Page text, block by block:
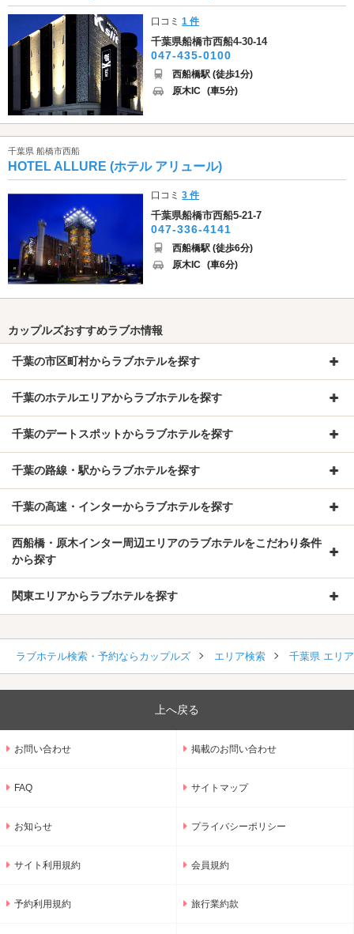
口コミ1 件
千葉県船橋市西船4-30-14
047-435-0100
西船橋駅 (徒歩1分)
原木IC (車5分)
千葉県 船橋市西船
HOTEL ALLURE (ホテル アリュール)
口コミ3 件
千葉県船橋市西船5-21-7
047-336-4141
西船橋駅 (徒歩6分)
原木IC (車6分)
カップルズおすすめラブホ情報
千葉の市区町村からラブホテルを探す
千葉のホテルエリアからラブホテルを探す
千葉のデートスポットからラブホテルを探す
千葉の路線・駅からラブホテルを探す
千葉の高速・インターからラブホテルを探す
西船橋・原木インター周辺エリアのラブホテルをこだわり条件
から探す
関東エリアからラブホテルを探す
ラブホテル検索・予約ならカップルズ エリア検索 千葉県 エリ
上へ戻る
お問い合わせ 掲載のお問い合わせ
FAQ サイトマップ
お知らせ プライバシーポリシー
サイト利用規約 会員規約
予約利用規約 旅行業約款